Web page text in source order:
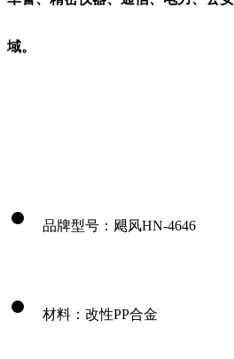
域。
品牌型号：飓风HN-4646
材料：改性PP合金